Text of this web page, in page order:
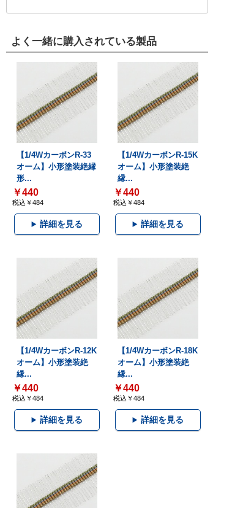
よく一緒に購入されている製品
【1/4WカーボンR-33
オーム】小形塗装絶縁
形...
￥440
税込￥484
詳細を見る
【1/4WカーボンR-15K
オーム】小形塗装絶
縁...
￥440
税込￥484
詳細を見る
【1/4WカーボンR-12K
オーム】小形塗装絶
縁...
￥440
税込￥484
詳細を見る
【1/4WカーボンR-18K
オーム】小形塗装絶
縁...
￥440
税込￥484
詳細を見る